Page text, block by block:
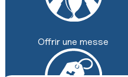
Offrir une messe